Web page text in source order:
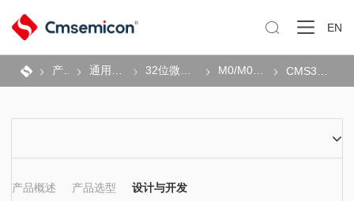
 EN
产品
产品概述 产品选型 设计与开发